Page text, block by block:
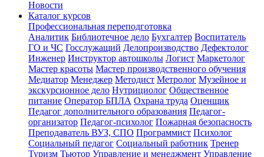
Новости
Каталог курсов
Профессиональная переподготовка
Аналитик Библиотечное дело Бухгалтер Воспитатель
ГО и ЧС Госслужащий Делопроизводство Дефектолог
Инженер Инструктор автошколы Логист Маркетолог
Мастер красоты Мастер производственного обучения
Медиатор Менеджер Методист Метролог Музейное и
экскурсионное дело Нутрициолог Общественное
питание Оператор БПЛА Охрана труда Оценщик
Педагог дополнительного образования Педагог-
организатор Педагог-психолог Пожарная безопасность
Преподаватель ВУЗ, СПО Программист Психолог
Социальный педагог Социальный работник Тренер
Туризм Тьютор Управление и менеджмент Управление